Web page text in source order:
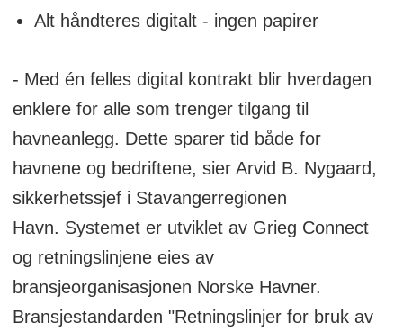
Alt håndteres digitalt - ingen papirer
- Med én felles digital kontrakt blir hverdagen
enklere for alle som trenger tilgang til
havneanlegg. Dette sparer tid både for
havnene og bedriftene, sier Arvid B. Nygaard,
sikkerhetssjef i Stavangerregionen
Havn. Systemet er utviklet av Grieg Connect
og retningslinjene eies av
bransjeorganisasjonen Norske Havner.
Bransjestandarden "Retningslinjer for bruk av